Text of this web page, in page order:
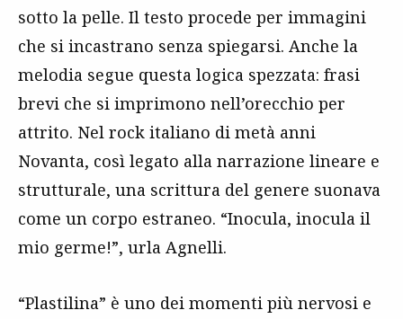
sotto la pelle. Il testo procede per immagini
che si incastrano senza spiegarsi. Anche la
melodia segue questa logica spezzata: frasi
brevi che si imprimono nell’orecchio per
attrito. Nel rock italiano di metà anni
Novanta, così legato alla narrazione lineare e
strutturale, una scrittura del genere suonava
come un corpo estraneo. “Inocula, inocula il
mio germe!”, urla Agnelli.
“Plastilina” è uno dei momenti più nervosi e